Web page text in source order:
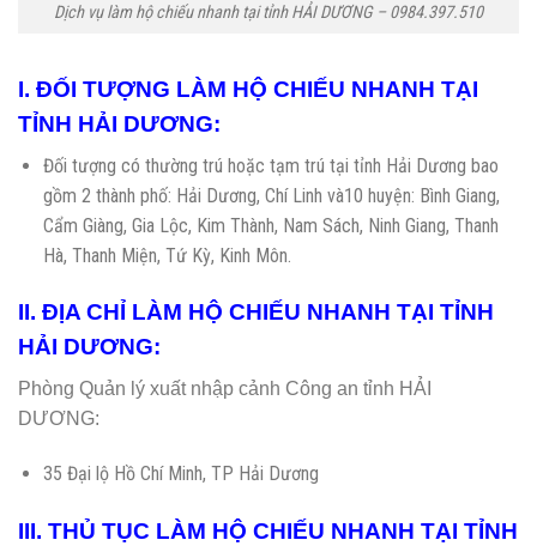
Dịch vụ làm hộ chiếu nhanh tại tỉnh HẢI DƯƠNG – 0984.397.510
I. ĐỐI TƯỢNG LÀM HỘ CHIẾU NHANH TẠI
TỈNH HẢI DƯƠNG:
Đối tượng có thường trú hoặc tạm trú tại tỉnh Hải Dương bao
gồm 2 thành phố: Hải Dương, Chí Linh và10 huyện: Bình Giang,
Cẩm Giàng, Gia Lộc, Kim Thành, Nam Sách, Ninh Giang, Thanh
Hà, Thanh Miện, Tứ Kỳ, Kinh Môn.
II. ĐỊA CHỈ LÀM HỘ CHIẾU NHANH TẠI TỈNH
HẢI DƯƠNG:
Phòng Quản lý xuất nhập cảnh Công an tỉnh HẢI
DƯƠNG:
35 Đại lộ Hồ Chí Minh, TP Hải Dương
III. THỦ TỤC LÀM HỘ CHIẾU NHANH TẠI TỈNH